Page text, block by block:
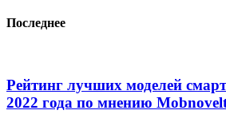
Последнее
Рейтинг лучших моделей
2022 года по мнению